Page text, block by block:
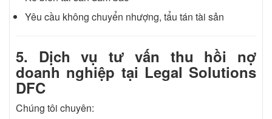
Yêu cầu không chuyển nhượng, tẩu tán tài sản
5. Dịch vụ tư vấn thu hồi nợ
doanh nghiệp tại Legal Solutions
DFC
Chúng tôi chuyên: